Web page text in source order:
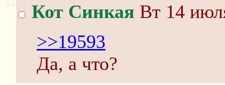
>> Кот Синкая Вт 14
>>19593
Да, а что?